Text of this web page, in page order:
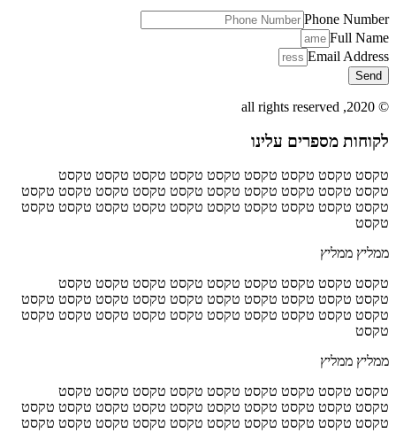
Phone Number
Full Name
Email Address
Send
© 2020, all rights reserved
לקוחות מספרים עלינו
טקסט טקסט טקסט טקסט טקסט טקסט טקסט טקסט טקסט
טקסט טקסט טקסט טקסט טקסט טקסט טקסט טקסט טקסט טקסט
טקסט טקסט טקסט טקסט טקסט טקסט טקסט טקסט טקסט טקסט
טקסט
ממליץ ממליץ
טקסט טקסט טקסט טקסט טקסט טקסט טקסט טקסט טקסט
טקסט טקסט טקסט טקסט טקסט טקסט טקסט טקסט טקסט טקסט
טקסט טקסט טקסט טקסט טקסט טקסט טקסט טקסט טקסט טקסט
טקסט
ממליץ ממליץ
טקסט טקסט טקסט טקסט טקסט טקסט טקסט טקסט טקסט
טקסט טקסט טקסט טקסט טקסט טקסט טקסט טקסט טקסט טקסט
טקסט טקסט טקסט טקסט טקסט טקסט טקסט טקסט טקסט טקסט